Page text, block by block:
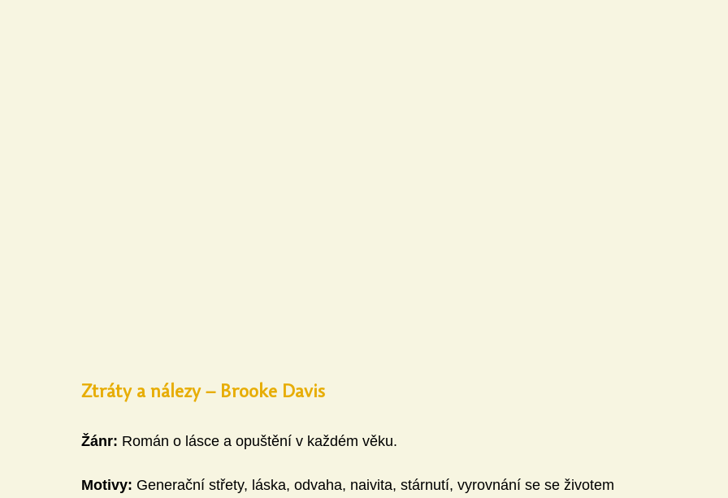
Ztráty a nálezy – Brooke Davis
Žánr: Román o lásce a opuštění v každém věku.
Motivy: Generační střety, láska, odvaha, naivita, stárnutí, vyrovnání se se životem